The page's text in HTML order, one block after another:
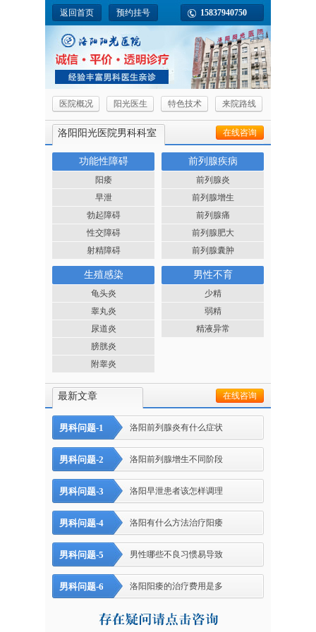
返回首页 预约挂号 15837940750
医院概况 阳光医生 特色技术 来院路线
洛阳阳光医院男科科室 在线咨询
功能性障碍
阳痿
早泄
勃起障碍
性交障碍
射精障碍
前列腺疾病
前列腺炎
前列腺增生
前列腺痛
前列腺肥大
前列腺囊肿
生殖感染
龟头炎
睾丸炎
尿道炎
膀胱炎
附睾炎
男性不育
少精
弱精
精液异常
最新文章 在线咨询
男科问题-1 洛阳前列腺炎有什么症状
男科问题-2 洛阳前列腺增生不同阶段
男科问题-3 洛阳早泄患者该怎样调理
男科问题-4 洛阳有什么方法治疗阳痿
男科问题-5 男性哪些不良习惯易导致
男科问题-6 洛阳阳痿的治疗费用是多